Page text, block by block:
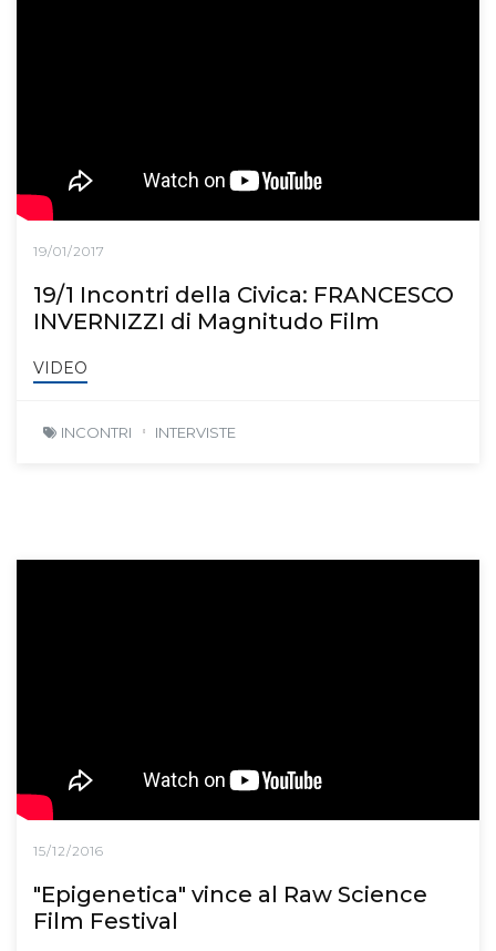
19/01/2017
19/1 Incontri della Civica: FRANCESCO
INVERNIZZI di Magnitudo Film
VIDEO
INCONTRI INTERVISTE
15/12/2016
"Epigenetica" vince al Raw Science
Film Festival